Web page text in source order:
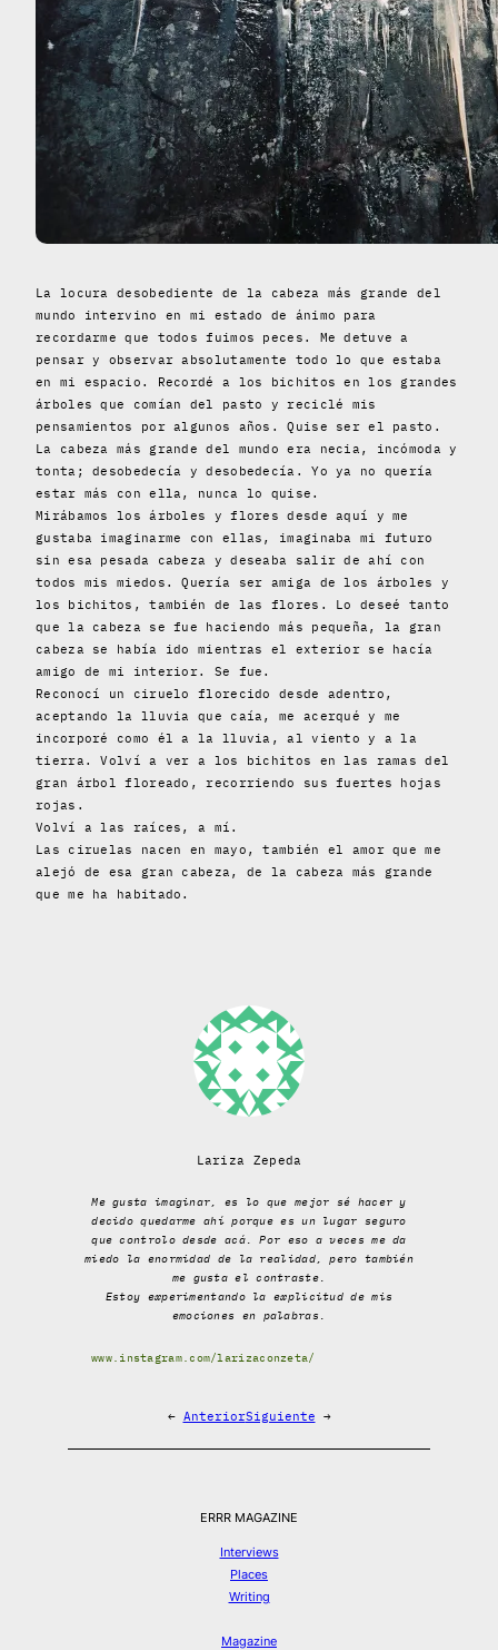
La locura desobediente de la cabeza más grande del
mundo intervino en mi estado de ánimo para
recordarme que todos fuimos peces. Me detuve a
pensar y observar absolutamente todo lo que estaba
en mi espacio. Recordé a los bichitos en los grandes
árboles que comían del pasto y reciclé mis
pensamientos por algunos años. Quise ser el pasto.
La cabeza más grande del mundo era necia, incómoda y
tonta; desobedecía y desobedecía. Yo ya no quería
estar más con ella, nunca lo quise.
Mirábamos los árboles y flores desde aquí y me
gustaba imaginarme con ellas, imaginaba mi futuro
sin esa pesada cabeza y deseaba salir de ahí con
todos mis miedos. Quería ser amiga de los árboles y
los bichitos, también de las flores. Lo deseé tanto
que la cabeza se fue haciendo más pequeña, la gran
cabeza se había ido mientras el exterior se hacía
amigo de mi interior. Se fue.
Reconocí un ciruelo florecido desde adentro,
aceptando la lluvia que caía, me acerqué y me
incorporé como él a la lluvia, al viento y a la
tierra. Volví a ver a los bichitos en las ramas del
gran árbol floreado, recorriendo sus fuertes hojas
rojas.
Volví a las raíces, a mí.
Las ciruelas nacen en mayo, también el amor que me
alejó de esa gran cabeza, de la cabeza más grande
que me ha habitado.
Lariza Zepeda
Me gusta imaginar, es lo que mejor sé hacer y
decido quedarme ahí porque es un lugar seguro
que controlo desde acá. Por eso a veces me da
miedo la enormidad de la realidad, pero también
me gusta el contraste.
Estoy experimentando la explicitud de mis
emociones en palabras.
www.instagram.com/larizaconzeta/
← AnteriorSiguiente →
ERRR MAGAZINE
Interviews
Places
Writing
Magazine